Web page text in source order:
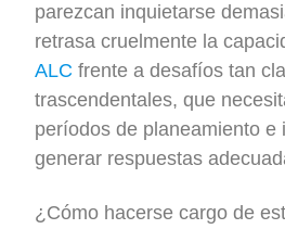
parezcan inquietarse
retrasa cruelmente la
ALCfrente a desafíos tan
trascendentales, que
períodos de planeamiento e
generar respuestas
¿Cómo hacerse cargo de